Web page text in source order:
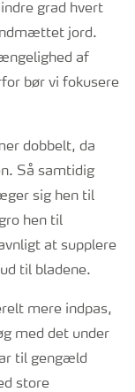
grad hvert
jord.
af
bør vi fokusere
dobbelt, da
Så samtidig
sig hen til
hen til
at supplere
til bladene.
mere indpas,
med det under
til gengæld
store